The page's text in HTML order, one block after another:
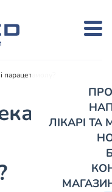
ЛІКАРІ